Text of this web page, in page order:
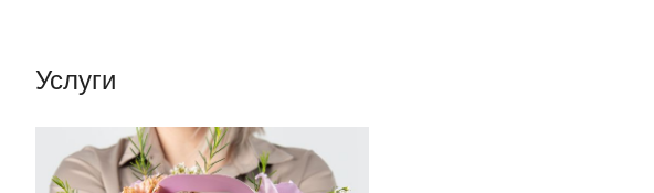
Услуги